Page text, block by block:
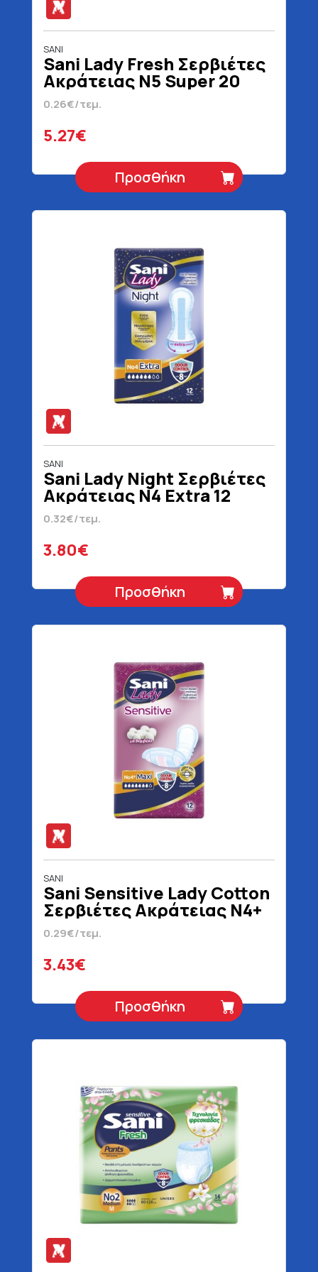
SANI
Sani Lady Fresh Σερβιέτες
Ακράτειας N5 Super 20
Τεμάχια
0.26€/τεμ.
5.27€
Προσθήκη
SANI
Sani Lady Night Σερβιέτες
Ακράτειας N4 Extra 12
Τεμάχια
0.32€/τεμ.
3.80€
Προσθήκη
SANI
Sani Sensitive Lady Cotton
Σερβιέτες Ακράτειας N4+
Maxi 12 Τεμάχια
0.29€/τεμ.
3.43€
Προσθήκη